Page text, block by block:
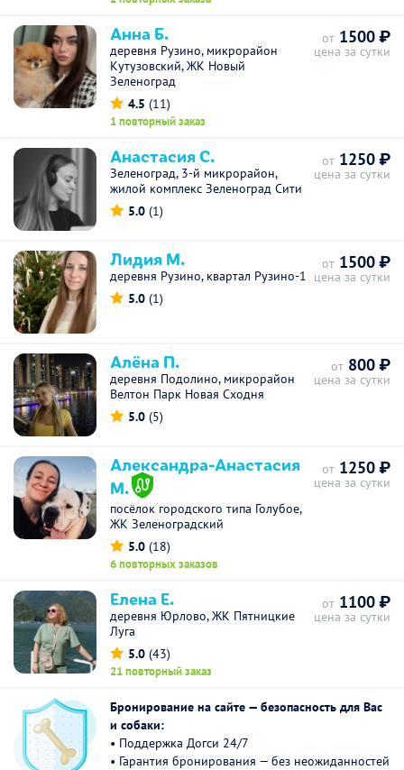
Анна Б.
деревня Рузино, микрорайон
Кутузовский, ЖК Новый
Зеленоград
4.5 (11)
1 повторный заказ
от 1500 ₽
цена за сутки
Анастасия С.
Зеленоград, 3-й микрорайон,
жилой комплекс Зеленоград Сити
5.0 (1)
от 1250 ₽
цена за сутки
Лидия М.
деревня Рузино, квартал Рузино-1
5.0 (1)
от 1500 ₽
цена за сутки
Алёна П.
деревня Подолино, микрорайон
Велтон Парк Новая Сходня
5.0 (5)
от 800 ₽
цена за сутки
Александра-Анастасия
М.
посёлок городского типа Голубое,
ЖК Зеленоградский
5.0 (18)
6 повторных заказов
от 1250 ₽
цена за сутки
Елена Е.
деревня Юрлово, ЖК Пятницкие
Луга
5.0 (43)
21 повторный заказ
от 1100 ₽
цена за сутки
Бронирование на сайте — безопасность для Вас
и собаки:
• Поддержка Догси 24/7
• Гарантия бронирования — без неожиданностей